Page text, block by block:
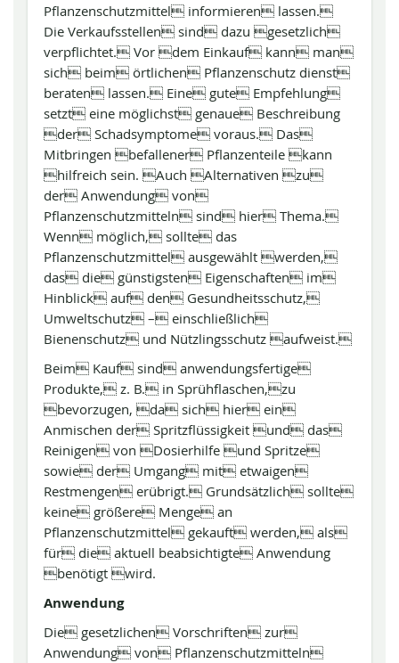
Pflanzenschutzmittel informieren lassen.
Die Verkaufsstellen sind dazu gesetzlich
verpflichtet. Vor dem Einkauf kann man
sich beim örtlichen Pflanzenschutz dienst
beraten lassen. Eine gute Empfehlung
setzt eine möglichst genaue Beschreibung
der Schadsymptome voraus. Das
Mitbringen befallener Pflanzenteile kann
hilfreich sein. Auch Alternativen zu
der Anwendung von
Pflanzenschutzmitteln sind hier Thema.
Wenn möglich, sollte das
Pflanzenschutzmittel ausgewählt werden,
das die günstigsten Eigenschaften im
Hinblick auf den Gesundheitsschutz,
Umweltschutz – einschließlich
Bienenschutz und Nützlingsschutz aufweist.
Beim Kauf sind anwendungsfertige
Produkte, z. B. in Sprühflaschen,zu
bevorzugen, da sich hier ein
Anmischen der Spritzflüssigkeit und das
Reinigen von Dosierhilfe und Spritze
sowie der Umgang mit etwaigen
Restmengen erübrigt. Grundsätzlich sollte
keine größere Menge an
Pflanzenschutzmittel gekauft werden, als
für die aktuell beabsichtigte Anwendung
benötigt wird.
Anwendung
Die gesetzlichen Vorschriften zur
Anwendung von Pflanzenschutzmitteln